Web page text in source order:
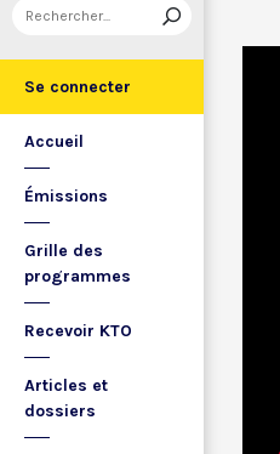
Se connecter
Accueil
Émissions
Grille des
programmes
Recevoir KTO
Articles et
dossiers